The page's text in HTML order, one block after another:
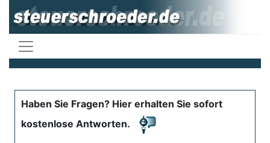
Haben Sie Fragen? Hier erhalten Sie sofort
kostenlose Antworten.